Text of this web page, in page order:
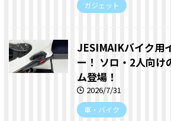
ガジェット
JESIMAIKバイク用
ー！ ソロ・2人向け
ム登場！
2026/7/31
車・バイク